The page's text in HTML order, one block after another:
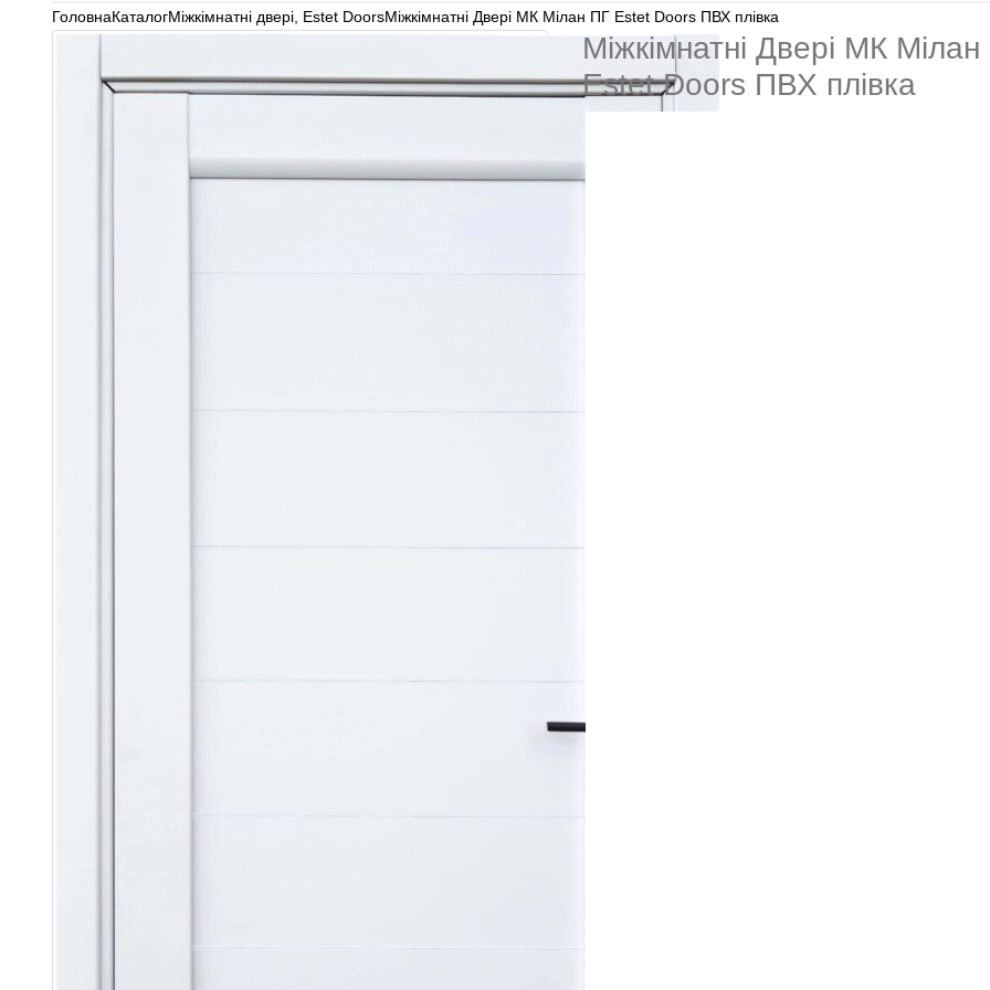
ГоловнаКаталогМіжкімнатні двері Estet DoorsМіжкімнатні Двері МК Мілан ПГ Estet Doors ПВХ плівка
Міжкімнатні Двері МК
Estet Doors ПВХ плівка